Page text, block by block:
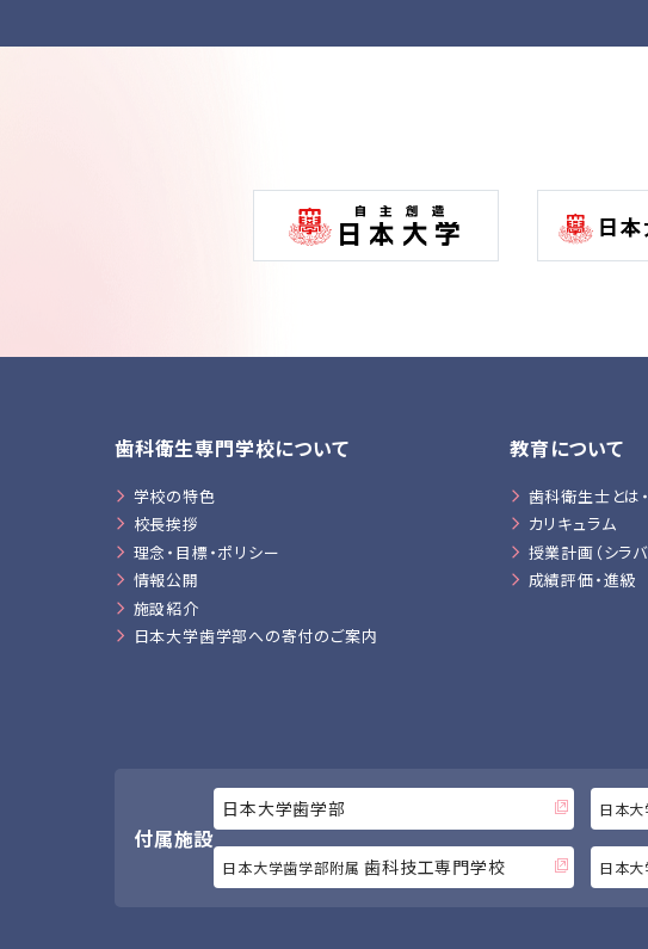
歯科衛生専門学校について
学校の特色
校長挨拶
理念・目標・ポリシー
情報公開
施設紹介
日本大学歯学部への寄付のご案内
教育について
歯科衛生士とは
カリキュラム
授業計画（シラバ
成績評価・進級
付属施設
日本大学歯学部 日本
日本大学歯学部附属 歯科技工専門学校 日本